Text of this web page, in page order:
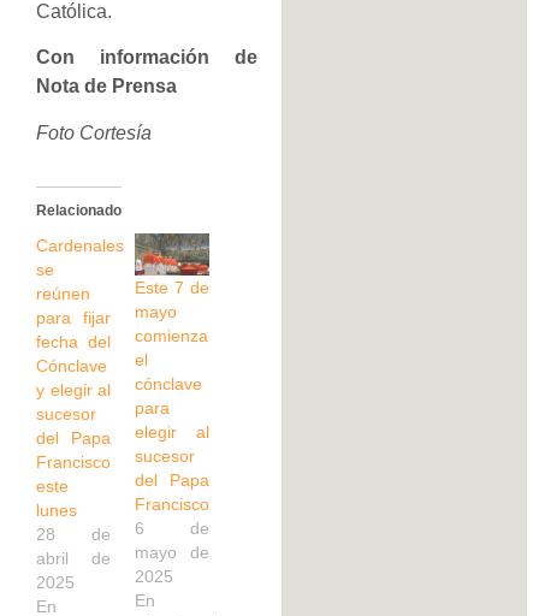
Católica.
Con información de
Nota de Prensa
Foto Cortesía
Relacionado
Cardenales
se
reúnen
para fijar
fecha del
Cónclave
y elegir al
sucesor
del Papa
Francisco
este
lunes
28 de
abril de
2025
En
Este 7 de
mayo
comienza
el
cónclave
para
elegir al
sucesor
del Papa
Francisco
6 de
mayo de
2025
En